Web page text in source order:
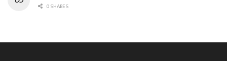
0 SHARES